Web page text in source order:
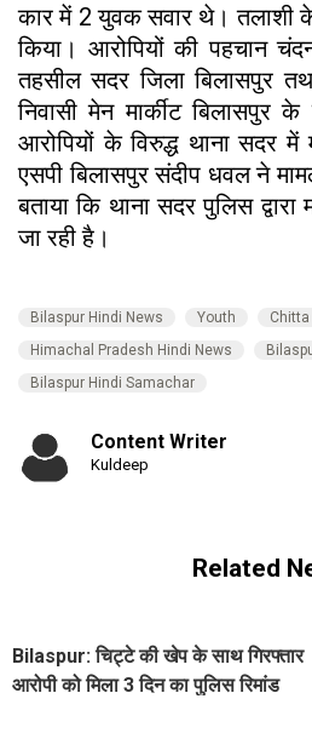
कार में 2 युवक सवार थे। तलाशी के
किया। आरोपियों की पहचान
तहसील सदर जिला बिलासपुर
निवासी मेन मार्कीट
आरोपियों के विरुद्ध थाना सदर में
एसपी बिलासपुर संदीप धवल ने
बताया कि थाना सदर पुलिस
जा रही है।
Bilaspur Hindi News Youth Chitta
Himachal Pradesh Hindi News
Bilaspur Hindi Samachar
Content Writer
Kuldeep
Related
Bilaspur: चिट्टे की खेप के साथ गिरफ्तार
आरोपी को मिला 3 दिन का पुलिस रिमांड